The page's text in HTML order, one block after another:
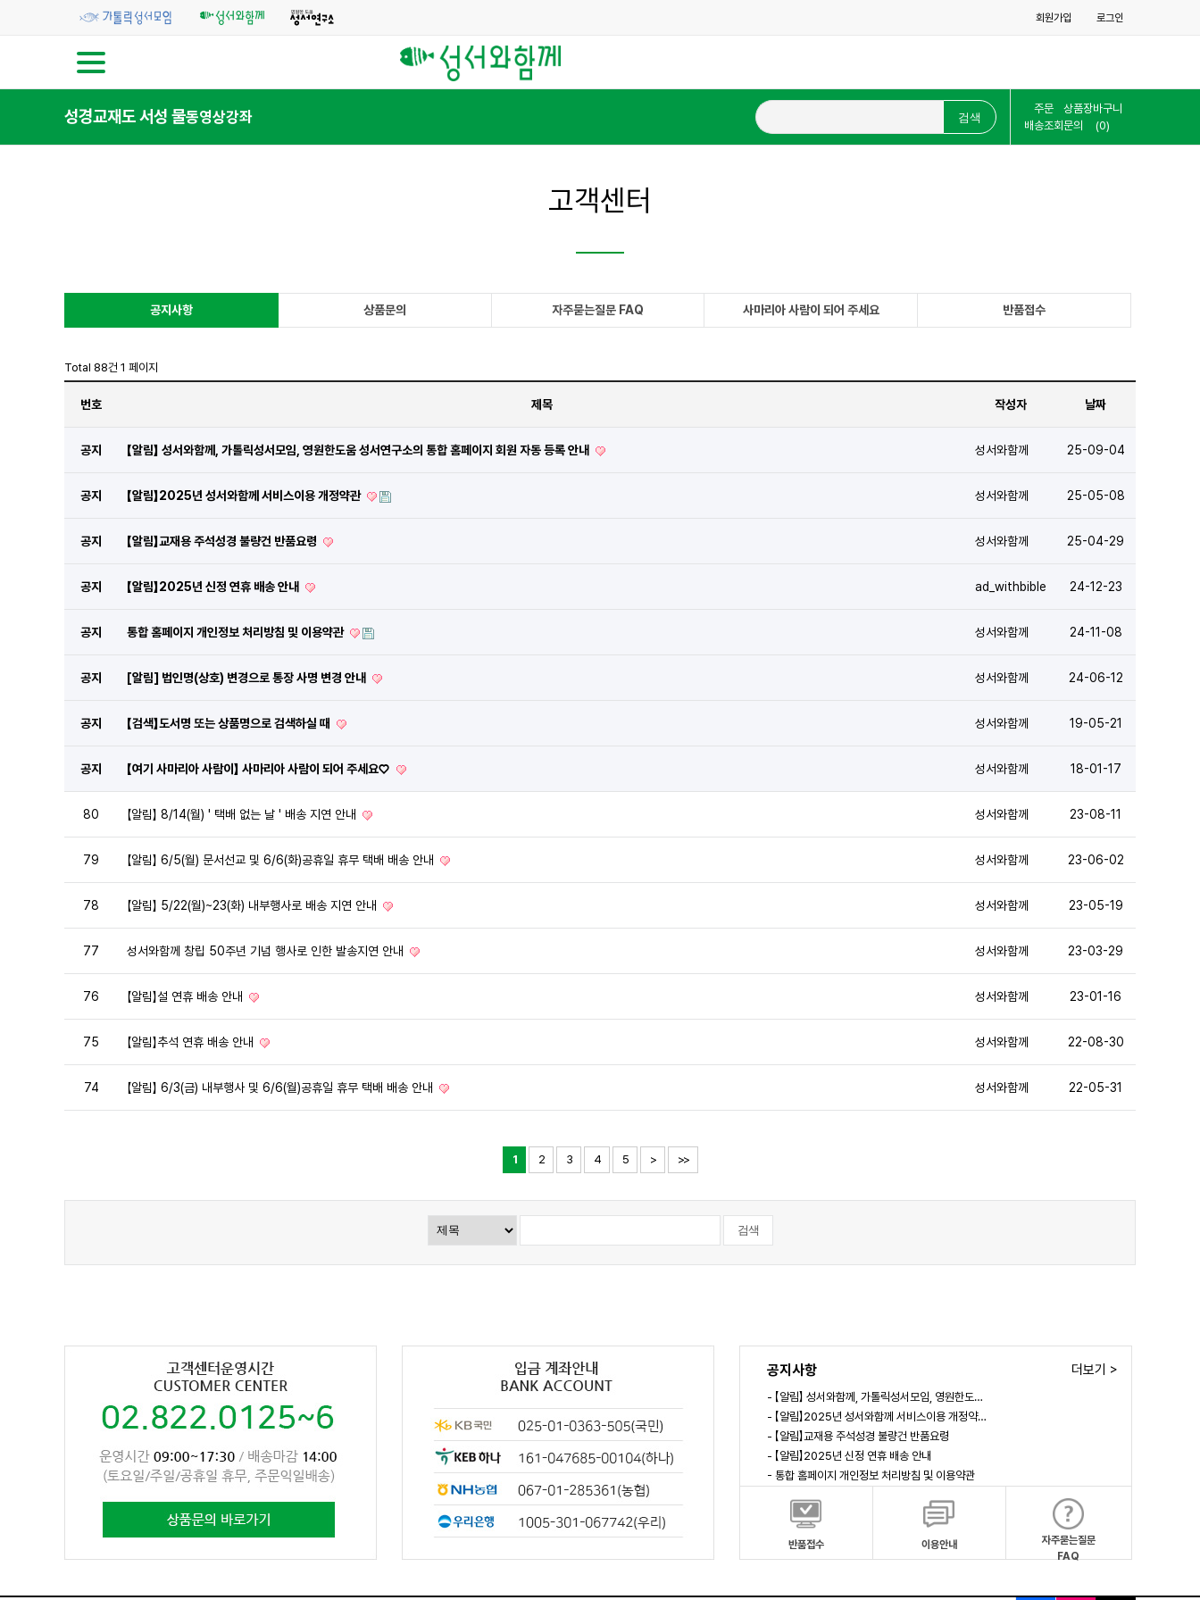
회원가입 로그인
성경교재도 서성 물동영상강좌
주문
배송조회
상품
문의
장바구니
(0)
고객센터
공지사항 상품문의 자주묻는질문 FAQ 사마리아 사람이 되어 주세요 반품접수
Total 88건 1 페이지
번호 제목 작성자 날짜
공지 【알림】 성서와함께, 가톨릭성서모임, 영원한도움 성서연구소의 통합 홈페이지 회원 자동 등록 안내 성서와함께 25-09-04
공지 【알림】2025년 성서와함께 서비스이용 개정약관 성서와함께 25-05-08
공지 【알림】교재용 주석성경 불량건 반품요령 성서와함께 25-04-29
공지 【알림】2025년 신정 연휴 배송 안내 ad_withbible 24-12-23
공지 통합 홈페이지 개인정보 처리방침 및 이용약관 성서와함께 24-11-08
공지 [알림] 법인명(상호) 변경으로 통장 사명 변경 안내 성서와함께 24-06-12
공지 【검색】도서명 또는 상품명으로 검색하실 때 성서와함께 19-05-21
공지 【여기 사마리아 사람이】 사마리아 사람이 되어 주세요♡ 성서와함께 18-01-17
80 【알림】 8/14(월) ' 택배 없는 날 ' 배송 지연 안내 성서와함께 23-08-11
79 【알림】 6/5(월) 문서선교 및 6/6(화)공휴일 휴무 택배 배송 안내 성서와함께 23-06-02
78 【알림】 5/22(월)~23(화) 내부행사로 배송 지연 안내 성서와함께 23-05-19
77 성서와함께 창립 50주년 기념 행사로 인한 발송지연 안내 성서와함께 23-03-29
76 【알림】설 연휴 배송 안내 성서와함께 23-01-16
75 ​【알림】추석 연휴 배송 안내 성서와함께 22-08-30
74 【알림】 6/3(금) 내부행사 및 6/6(월)공휴일 휴무 택배 배송 안내 성서와함께 22-05-31
1 2 3 4 5 > >>
공지사항
- 【알림】 성서와함께, 가톨릭성서모임, 영원한도…
- 【알림】2025년 성서와함께 서비스이용 개정약…
- 【알림】교재용 주석성경 불량건 반품요령
- 【알림】2025년 신정 연휴 배송 안내
- 통합 홈페이지 개인정보 처리방침 및 이용약관
더보기 >
반품접수 이용안내
자주묻는질문
FAQ